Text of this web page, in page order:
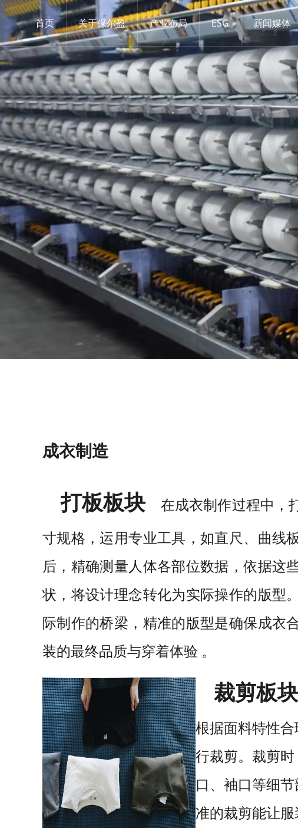
首页 关于保尔盈 产业布局 ESG 新闻媒体
成衣制造
打板板块 在成衣制作过程中，
寸规格，运用专业工具，如直尺、曲线
后， 精确测 量人体各部位数据，依据这
状 ，将设计理念转化为实际操作的版型。
际制作的桥梁，精准的版型是确保成衣
装的最终品质与穿着体验 。
裁剪板
根据面料特性
行裁剪。裁剪
口、袖口等细
准的裁剪能让